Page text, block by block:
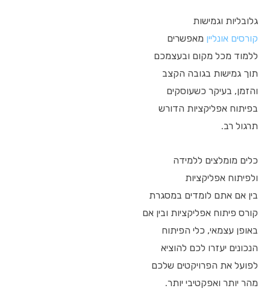
גלובליות וגמישות
קורסים אונליין מאפשרים
ללמוד מכל מקום ובעצמכם
תוך גמישות בגובה הקצב
והזמן, בעיקר כשעוסקים
בפיתוח אפליקציות הדורש
תרגול רב.
כלים מומלצים ללמידה
ולפיתוח אפליקציות
בין אם אתם לומדים במסגרת
קורס פיתוח אפליקציות ובין אם
באופן עצמאי, כלי הפיתוח
הנכונים יעזרו לכם להוציא
לפועל את הפרויקטים שלכם
מהר יותר ואפקטיבי יותר.